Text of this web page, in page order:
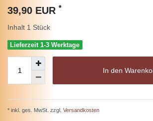
39,90 EUR *
Inhalt 1 Stück
Lieferzeit 1-3 Werktage
In den
* inkl. ges. MwSt. zzgl. Versandkosten